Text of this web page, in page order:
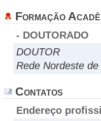
Formação
- DOUTORADO
DOUTOR
Rede Nordeste
Contatos
Endereço